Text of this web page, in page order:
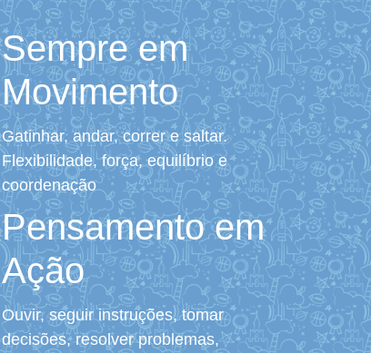
Sempre em
Movimento
Gatinhar, andar, correr e saltar.
Flexibilidade, força, equilíbrio e
coordenação
Pensamento em
Ação
Ouvir, seguir instruções, tomar
decisões, resolver problemas,